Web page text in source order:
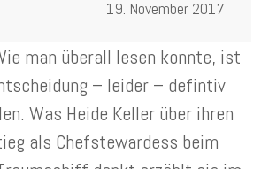
19. November 2017
man überall lesen konnte, ist
– leider – defintiv
Was Heide Keller über ihren
als Chefstewardess beim